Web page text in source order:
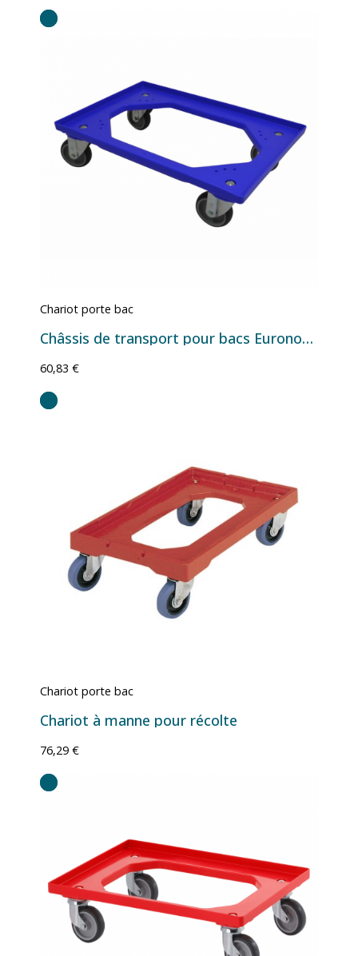
Chariot porte bac
Châssis de transport pour bacs Euronorm 600×400 - 610×410×161 mm
60,83 €
Chariot porte bac
Chariot à manne pour récolte
76,29 €